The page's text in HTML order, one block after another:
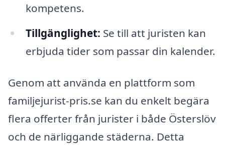
kompetens.
Tillgänglighet: Se till att juristen kan
erbjuda tider som passar din kalender.
Genom att använda en plattform som
familjejurist-pris.se kan du enkelt begära
flera offerter från jurister i både Österslöv
och de närliggande städerna. Detta